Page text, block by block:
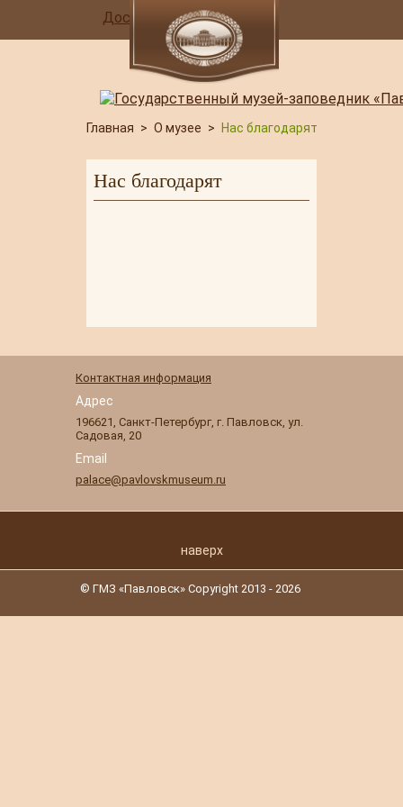
Доступная среда
Главная > О музее > Нас благодарят
Нас благодарят
Контактная информация
Адрес
196621 Санкт-Петербург г. Павловск ул.
Садовая, 20
Email
palace@pavlovskmuseum.ru
наверх
© ГМЗ «Павловск» Copyright 2013 - 2026